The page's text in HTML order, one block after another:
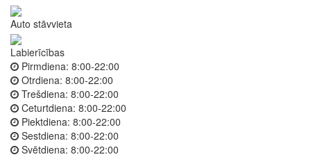
Auto stāvvieta
Labierīcības
Pirmdiena: 8:00-22:00
Otrdiena: 8:00-22:00
Trešdiena: 8:00-22:00
Ceturtdiena: 8:00-22:00
Piektdiena: 8:00-22:00
Sestdiena: 8:00-22:00
Svētdiena: 8:00-22:00